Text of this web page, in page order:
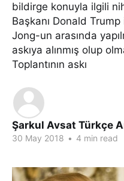
bildirge konuyla ilgili
Başkanı Donald
Jong-un arasında
askıya alınmış olup
Toplantının askı
Şarkul Avsat Türkçe
30 May 2018 • 4 min read